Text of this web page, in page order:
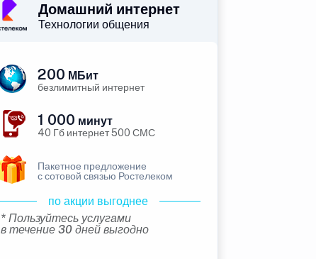
Домашний интернет
Технологии общения
200 МБит
безлимитный интернет
1 000 минут
40 Гб интернет 500 СМС
Пакетное предложение
с сотовой связью Ростелеком
по акции выгоднее
* Пользуйтесь услугами
в течение 30 дней выгодно